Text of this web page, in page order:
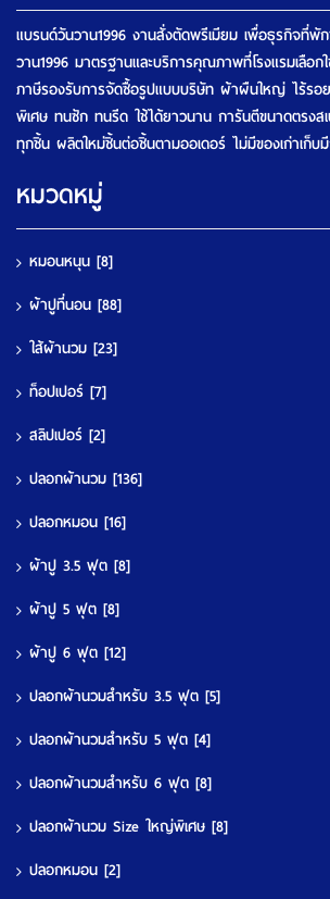
แบรนด์วันวาน1996 งานสั่งตัดพรีเมียม เพื่อธุรกิจที่
วาน1996 มาตรฐานและบริการคุณภาพที่โรงแรมเลือ
ภาษีรองรับการจัดซื้อรูปแบบบริษัท ผ้าผืนใหญ่ ไร้รอ
พิเศษ ทนซัก ทนรีด ใช้ได้ยาวนาน การันตีขนาดตรงส
ทุกชิ้น ผลิตใหม่ชิ้นต่อชิ้นตามออเดอร์ ไม่มีของเก่าเก็บ
หมวดหมู่
หมอนหนุน [8]
ผ้าปูที่นอน [88]
ใส้ผ้านวม [23]
ท็อปเปอร์ [7]
สลิปเปอร์ [2]
ปลอกผ้านวม [136]
ปลอกหมอน [16]
ผ้าปู 3.5 ฟุต [8]
ผ้าปู 5 ฟุต [8]
ผ้าปู 6 ฟุต [12]
ปลอกผ้านวมสำหรับ 3.5 ฟุต [5]
ปลอกผ้านวมสำหรับ 5 ฟุต [4]
ปลอกผ้านวมสำหรับ 6 ฟุต [8]
ปลอกผ้านวม Size ใหญ่พิเศษ [8]
ปลอกหมอน [2]